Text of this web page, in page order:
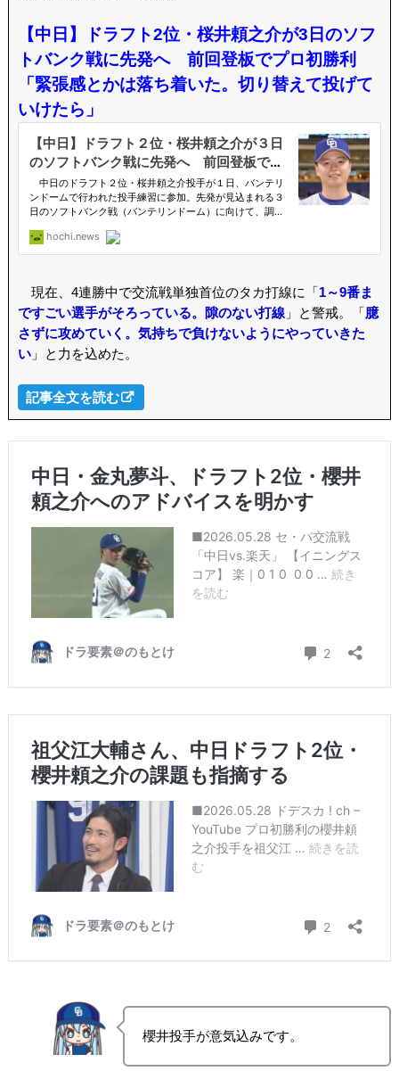
【中日】ドラフト2位・桜井頼之介が3日のソフ
トバンク戦に先発へ 前回登板でプロ初勝利
「緊張感とかは落ち着いた。切り替えて投げて
いけたら」
現在、4連勝中で交流戦単独首位のタカ打線に「1～9番ま
ですごい選手がそろっている。隙のない打線」と警戒。「臆
さずに攻めていく。気持ちで負けないようにやっていきた
い」と力を込めた。
記事全文を読む
櫻井投手が意気込みです。